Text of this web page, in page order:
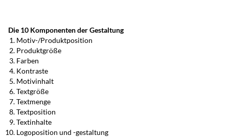
Die 10 Komponenten der Gestaltung
Motiv-/Produktposition
Produktgröße
Farben
Kontraste
Motivinhalt
Textgröße
Textmenge
Textposition
Textinhalte
Logoposition und -gestaltung